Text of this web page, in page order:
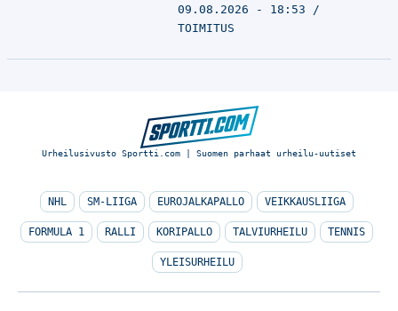
09.08.2026 - 18:53
TOIMITUS
Urheilusivusto Sportti.com | Suomen parhaat urheilu-uutiset
NHL SM-LIIGA EUROJALKAPALLO VEIKKAUSLIIGA
FORMULA 1 RALLI KORIPALLO TALVIURHEILU TENNIS
YLEISURHEILU